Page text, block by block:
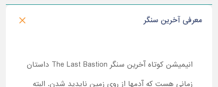
معرفی آخرین سنگر
انیمیشن کوتاه آخرین سنگر The Last Bastion داستان
زمانی هست که آدمها از روی زمین ناپدید شدن. البته